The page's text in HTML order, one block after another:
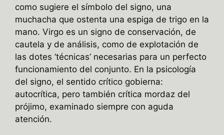
como sugiere el símbolo del signo, una
muchacha que ostenta una espiga de trigo en la
mano. Virgo es un signo de conservación, de
cautela y de análisis, como de explotación de
las dotes ‘técnicas’ necesarias para un perfecto
funcionamiento del conjunto. En la psicología
del signo, el sentido crítico gobierna:
autocrítica, pero también crítica mordaz del
prójimo, examinado siempre con aguda
atención.